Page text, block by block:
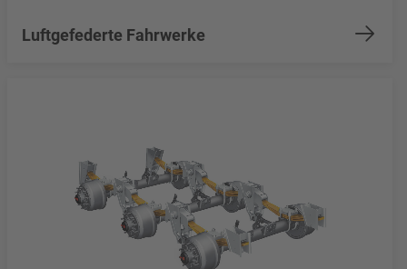
Luftgefederte Fahrwerke